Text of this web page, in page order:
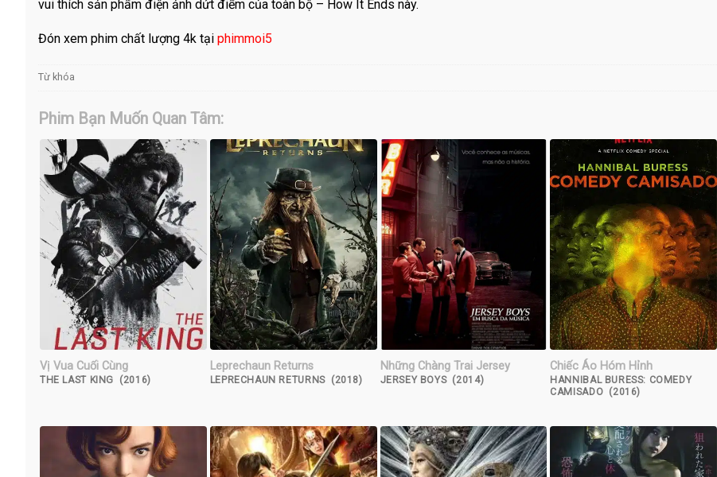
vui thích sản phẩm điện ảnh dứt điểm của toàn bộ – How It Ends này.
Đón xem phim chất lượng 4k tại phimmoi5
Từ khóa
Phim Bạn Muốn Quan Tâm:
Vị Vua Cuối Cùng
THE LAST KING (2016)
Leprechaun Returns
LEPRECHAUN RETURNS (2018)
Những Chàng Trai Jersey
JERSEY BOYS (2014)
Chiếc Áo Hóm Hỉnh
HANNIBAL BURESS: COMEDY
CAMISADO (2016)